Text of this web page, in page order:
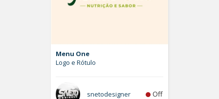
Menu One
Logo e Rótulo
snetodesigner Off